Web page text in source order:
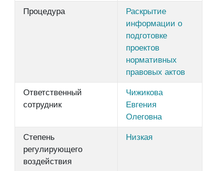
Процедура
Раскрытие
информации о
подготовке
проектов
нормативных
правовых актов
Ответственный
сотрудник
Чижикова
Евгения
Олеговна
Степень
регулирующего
воздействия
Низкая